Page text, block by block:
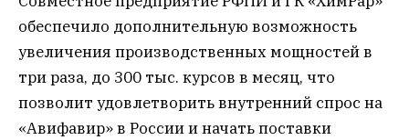
обеспечило дополнительную возможность
увеличения производственных мощностей в
три раза, до 300 тыс. курсов в месяц, что
позволит удовлетворить внутренний спрос на
«Авифавир» в России и начать поставки